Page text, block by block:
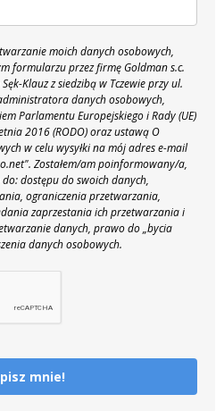
moich danych osobowych,
formularzu przez firmę Goldman s.c.
Klauz z siedzibą w Tczewie przy ul.
danych osobowych,
Parlamentu Europejskiego i Rady (UE)
2016 (RODO) oraz ustawą O
w celu wysyłki na mój adres e-mail
Zostałem/am poinformowany/a,
dostępu do swoich danych,
ograniczenia przetwarzania,
zaprzestania ich przetwarzania i
danych, prawo do „bycia
danych osobowych.
mnie!